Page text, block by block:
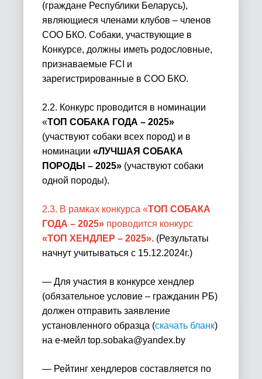
(граждане Республики Беларусь),
являющиеся членами клубов – членов
СОО БКО. Собаки, участвующие в
Конкурсе, должны иметь родословные,
признаваемые FCI и
зарегистрированные в СОО БКО.
2.2. Конкурс проводится в номинации
«ТОП СОБАКА ГОДА – 2025»
(участвуют собаки всех пород) и в
номинации «ЛУЧШАЯ СОБАКА
ПОРОДЫ – 2025» (участвуют собаки
одной породы).
2.3. В рамках конкурса «ТОП СОБАКА
ГОДА – 2025» проводится конкурс
«ТОП ХЕНДЛЕР – 2025». (Результаты
начнут учитываться с 15.12.2024г.)
— Для участия в конкурсе хендлер
(обязательное условие – гражданин РБ)
должен отправить заявление
установленного образца (скачать бланк)
на е-мейл top.sobaka@yandex.by
— Рейтинг хендлеров составляется по